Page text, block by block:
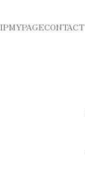
MYPAGECONTACT